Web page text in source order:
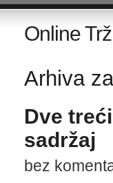
Online
Arhiva
Dve
sadržaj
bez